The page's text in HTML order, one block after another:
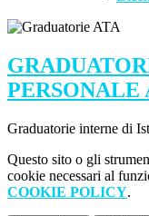
PERSONALE
Graduatorie interne di
Questo sito o gli
cookie necessari al
COOKIE POLICY.